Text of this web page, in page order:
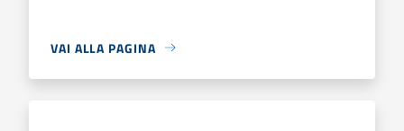
VAI ALLA PAGINA